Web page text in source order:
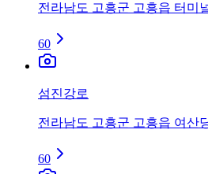
전라남도 고흥군 고흥읍 터미
60
섬진강로
전라남도 고흥군 고흥읍 여산
60